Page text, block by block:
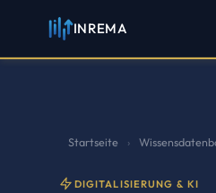
INREMA
Startseite ›
DIGITALISIERUNG & KI